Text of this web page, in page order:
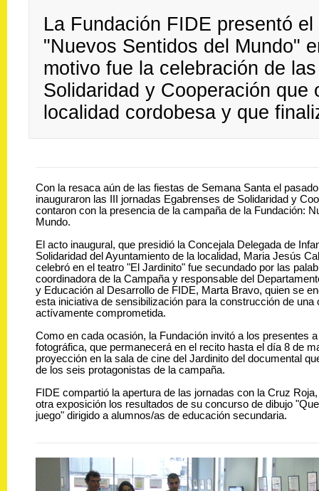
La Fundación FIDE presentó
"Nuevos Sentidos del Mundo"
motivo fue la celebración de
Solidaridad y Cooperación que
localidad cordobesa y que
Con la resaca aún de las fiestas de Semana Santa el
inauguraron las III jornadas Egabrenses de Solidaridad y
contaron con la presencia de la campaña de la Fundación:
Mundo.
El acto inaugural, que presidió la Concejala Delegada de
Solidaridad del Ayuntamiento de la localidad, Maria Jesús
celebró en el teatro "El Jardinito" fue secundado por las
coordinadora de la Campaña y responsable del
y Educación al Desarrollo de FIDE, Marta Bravo, quien se
esta iniciativa de sensibilización para la construcción de una
actívamente comprometida.
Como en cada ocasión, la Fundación invitó a los presentes
fotográfica, que permanecerá en el recito hasta el día 8 de
proyección en la sala de cine del Jardinito del documental
de los seis protagonistas de la campaña.
FIDE compartió la apertura de las jornadas con la Cruz
otra exposición los resultados de su concurso de dibujo
juego" dirigido a alumnos/as de educación secundaria.